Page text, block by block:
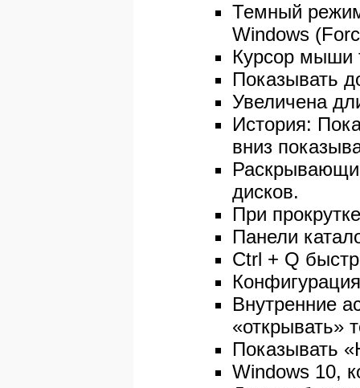
Темный
Windows
Курсор мыши
Показывать
Увеличена
История:
вниз
дисков.
При
Панели
Ctrl + Q
Внутренние
«открывать»
Показывать
Windows 10,